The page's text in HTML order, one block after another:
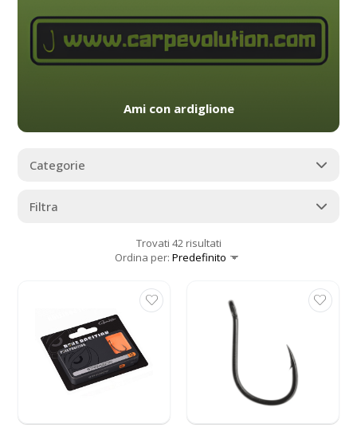
Ami con ardiglione
Categorie
Filtra
Trovati 42 risultati
Ordina per: